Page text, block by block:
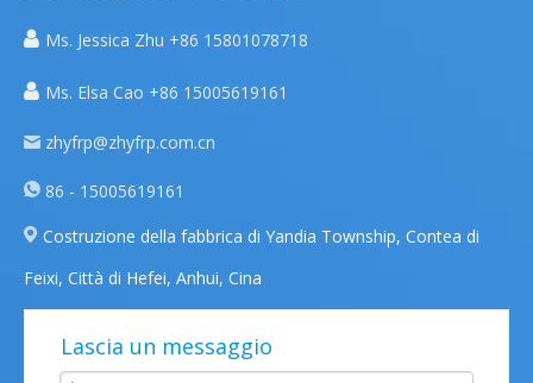
 Ms. Jessica Zhu +86 15801078718
 Ms. Elsa Cao +86 15005619161
zhyfrp@zhyfrp.com.cn
86 - 15005619161
Costruzione della fabbrica di Yandia Township, Contea di
Feixi, Città di Hefei, Anhui, Cina
Lascia un messaggio